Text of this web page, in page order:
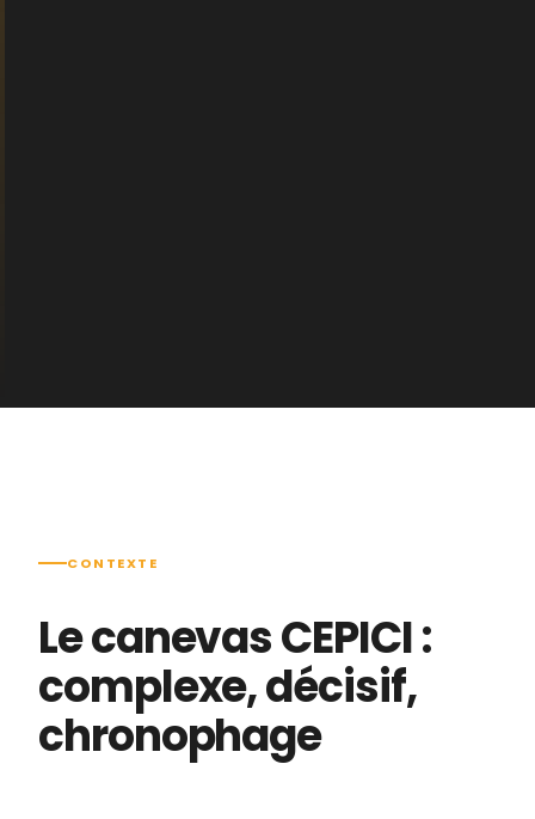
CONTEXTE
Le canevas CEPICI :
complexe, décisif,
chronophage